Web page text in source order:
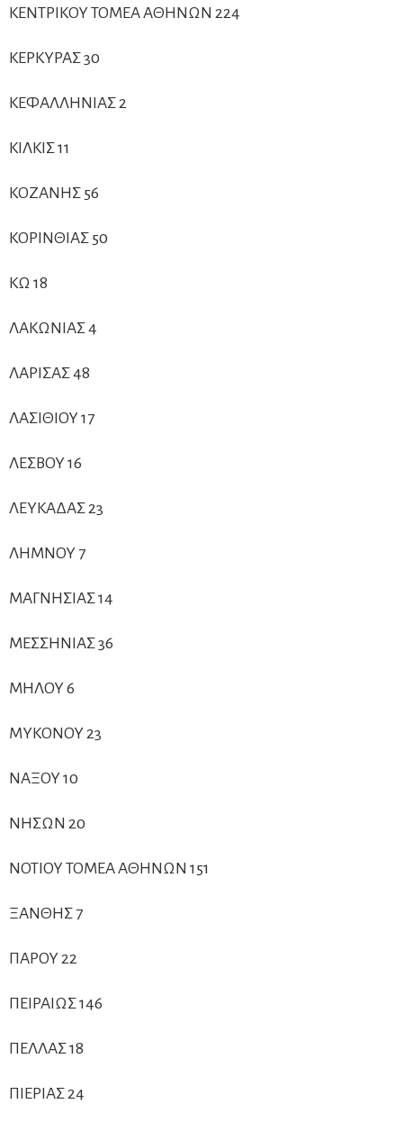
ΚΕΝΤΡΙΚΟΥ ΤΟΜΕΑ ΑΘΗΝΩΝ 224
ΚΕΡΚΥΡΑΣ 30
ΚΕΦΑΛΛΗΝΙΑΣ 2
ΚΙΛΚΙΣ 11
ΚΟΖΑΝΗΣ 56
ΚΟΡΙΝΘΙΑΣ 50
ΚΩ 18
ΛΑΚΩΝΙΑΣ 4
ΛΑΡΙΣΑΣ 48
ΛΑΣΙΘΙΟΥ 17
ΛΕΣΒΟΥ 16
ΛΕΥΚΑΔΑΣ 23
ΛΗΜΝΟΥ 7
ΜΑΓΝΗΣΙΑΣ 14
ΜΕΣΣΗΝΙΑΣ 36
ΜΗΛΟΥ 6
ΜΥΚΟΝΟΥ 23
ΝΑΞΟΥ 10
ΝΗΣΩΝ 20
ΝΟΤΙΟΥ ΤΟΜΕΑ ΑΘΗΝΩΝ 151
ΞΑΝΘΗΣ 7
ΠΑΡΟΥ 22
ΠΕΙΡΑΙΩΣ 146
ΠΕΛΛΑΣ 18
ΠΙΕΡΙΑΣ 24